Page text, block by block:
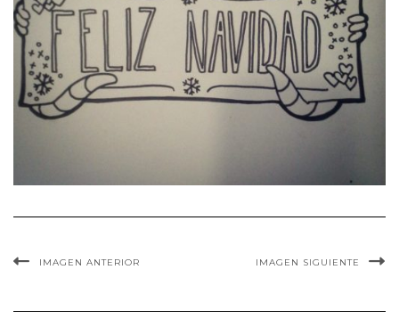
IMAGEN ANTERIOR IMAGEN SIGUIENTE